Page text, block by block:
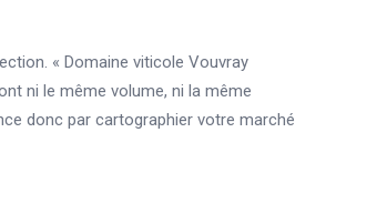
« Domaine viticole Vouvray
ni le même volume, ni la même
donc par cartographier votre marché